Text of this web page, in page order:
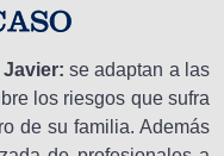
se adaptan a las
los riesgos que sufra
de su familia. Además